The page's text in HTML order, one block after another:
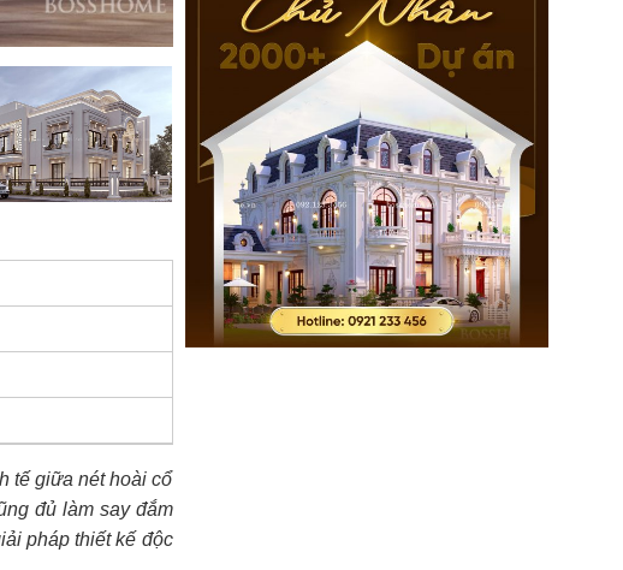
tế giữa nét hoài cổ
đủ làm say đắm
pháp thiết kế độc